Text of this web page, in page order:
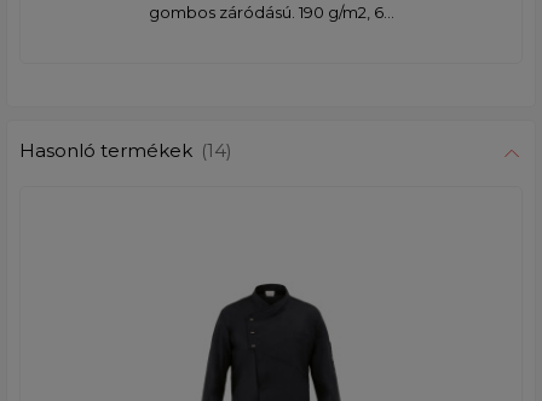
gombos záródású. 190 g/m2, 6...
Hasonló termékek (14)